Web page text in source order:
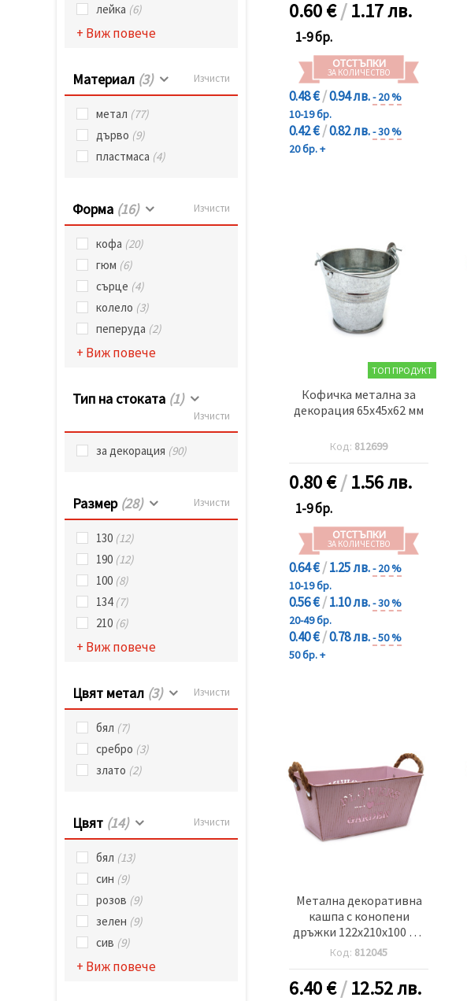
лейка (6)
+ Виж повече
Материал (3) Изчисти
метал (77)
дърво (9)
пластмаса (4)
Форма (16) Изчисти
кофа (20)
гюм (6)
сърце (4)
колело (3)
пеперуда (2)
+ Виж повече
Тип на стоката (1)
Изчисти
за декорация (90)
Размер (28) Изчисти
130 (12)
190 (12)
100 (8)
134 (7)
210 (6)
+ Виж повече
Цвят метал (3) Изчисти
бял (7)
сребро (3)
злато (2)
Цвят (14) Изчисти
бял (13)
син (9)
розов (9)
зелен (9)
сив (9)
+ Виж повече
0.60€/1.17 лв.
1-9 бр.
ОТСТЪПКИ
ЗА КОЛИЧЕСТВО
0.48 €/0.94 лв.- 20 %
10-19 бр.
0.42 €/0.82 лв.- 30 %
20 бр. +
ТОП ПРОДУКТ
Кофичка метална за
декорация 65x45x62 мм
Код: 812699
0.80€/1.56 лв.
1-9 бр.
ОТСТЪПКИ
ЗА КОЛИЧЕСТВО
0.64 €/1.25 лв.- 20 %
10-19 бр.
0.56 €/1.10 лв.- 30 %
20-49 бр.
0.40 €/0.78 лв.- 50 %
50 бр. +
Метална декоративна
кашпа с конопени
дръжки 122x210x100 мм
Flowers and gardens
цвят розов
Код: 812045
6.40€/12.52 лв.